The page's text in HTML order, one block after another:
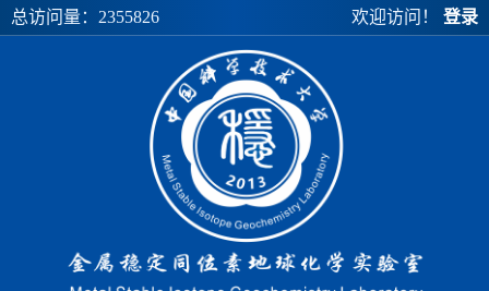
总访问量： 2355826 欢迎访问！ 登录